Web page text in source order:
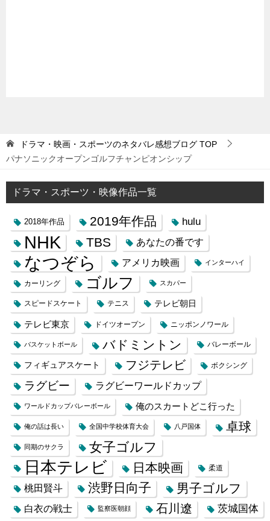
ドラマ・映画・スポーツのネタバレ感想ブログ TOP
パナソニックオープンゴルフチャンピオンシップ
ドラマ・スポーツ・映像作品一覧
2018年作品 2019年作品 hulu
NHK TBS あなたの番です
なつぞら アメリカ映画 インターハイ
カーリング ゴルフ スカパー
スピードスケート テニス テレビ朝日
テレビ東京 ドイツオープン ニッポンノワール
バスケットボール バドミントン バレーボール
フィギュアスケート フジテレビ ボクシング
ラグビー ラグビーワールドカップ
ワールドカップバレーボール 俺のスカートどこ行った
俺の話は長い 全国中学校体育大会 八戸国体 卓球
同期のサクラ 女子ゴルフ
日本テレビ 日本映画 柔道
桃田賢斗 渋野日向子 男子ゴルフ
白衣の戦士 監察医朝顔 石川遼 茨城国体